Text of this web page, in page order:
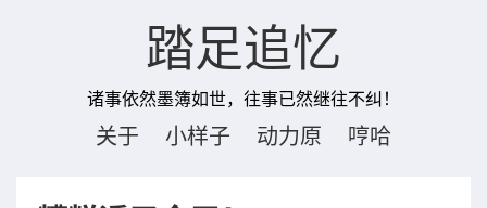
踏足追忆
诸事依然墨簿如世，往事已然继往不纠！
关于 小样子 动力原 哼哈